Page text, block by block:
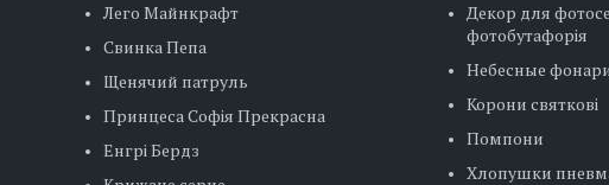
Лего Майнкрафт
Свинка Пепа
Щенячий патруль
Принцеса Софія Прекрасна
Енгрі Бердз
Декор для
фотобутафорія
Небесные
Корони святкові
Помпони
Хлопушки